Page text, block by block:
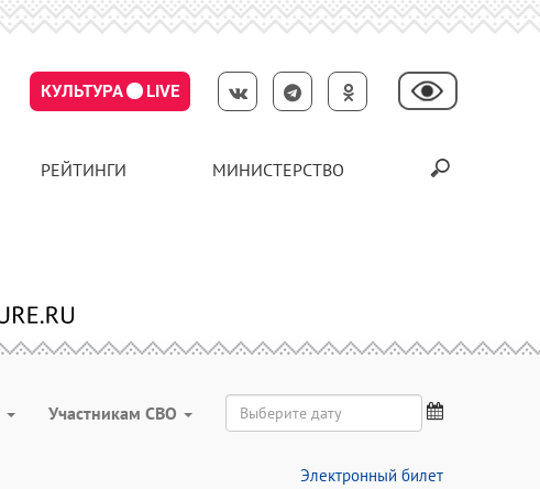
КУЛЬТУРА LIVE
РЕЙТИНГИ МИНИСТЕРСТВО
Участникам СВО
Электронный билет